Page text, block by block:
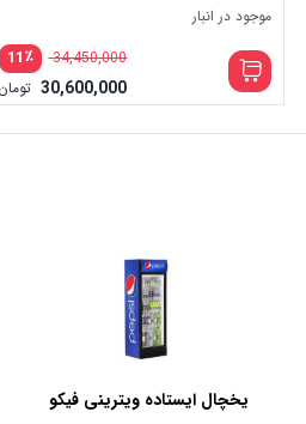
موجود در انبار
٪11 34,450,000
30,600,000 تومان
یخچال ایستاده ویترینی فیکو